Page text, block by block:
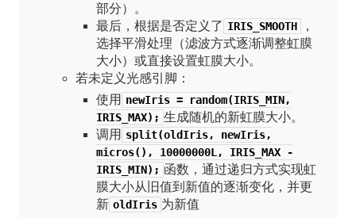
部分）。
最后，根据是否定义了 IRIS_SMOOTH
，
选择平滑处理（滤波方式逐渐调整虹膜
大小）或直接设置虹膜大小。
若未定义光感引脚：
使用 newIris = random(IRIS_MIN,
IRIS_MAX); 生成随机的新虹膜大小。
调用 split(oldIris, newIris,
micros(), 10000000L, IRIS_MAX -
IRIS_MIN); 函数，通过递归方式实现虹
膜大小从旧值到新值的逐渐变化，并更
新 oldIris 为新值